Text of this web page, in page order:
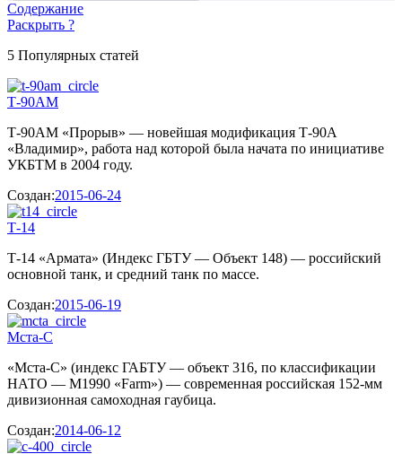
Содержание
Раскрыть ?
5 Популярных статей
Т-90АМ
Т-90АМ «Прорыв» — новейшая модификация Т-90А
«Владимир», работа над которой была начата по инициативе
УКБТМ в 2004 году.
Создан:2015-06-24
Т-14
Т-14 «Армата» (Индекс ГБТУ — Объект 148) — российский
основной танк, и средний танк по массе.
Создан:2015-06-19
Мста-С
«Мста-С» (индекс ГАБТУ — объект 316, по классификации
НАТО — M1990 «Farm») — современная российская 152-мм
дивизионная самоходная гаубица.
Создан:2014-06-12